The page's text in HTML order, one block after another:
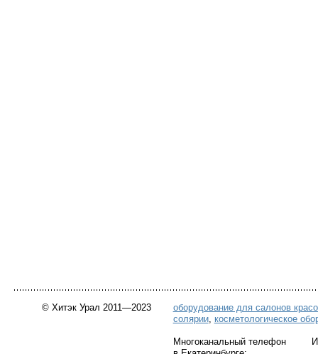
© Хитэк Урал 2011—2023
оборудование для салонов
солярии, косметологическое
Многоканальный телефон